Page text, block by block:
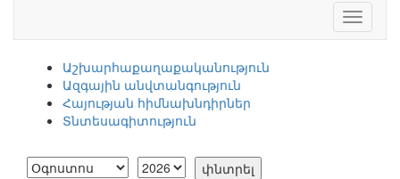
Աշխարհաքաղաքականություն
Ազգային անվտանգություն
Հայության հիմնախնդիրներ
Տնտեսագիտություն